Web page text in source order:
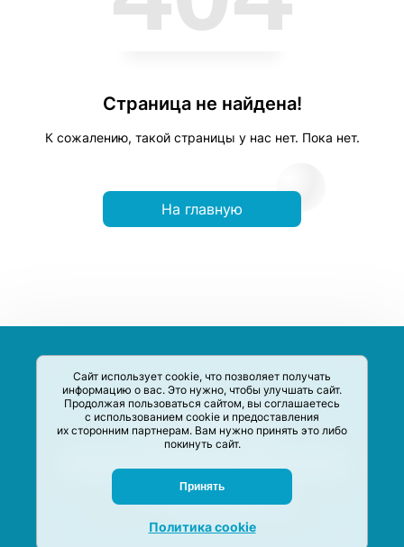
Сайт использует cookie, что позволяет получать
информацию о вас. Это нужно, чтобы улучшать сайт.
Продолжая пользоваться сайтом, вы соглашаетесь
с использованием cookie и предоставления
их сторонним партнерам. Вам нужно принять это либо
покинуть сайт.
Принять
Политика cookie
Страница не найдена!
К сожалению, такой страницы у нас нет. Пока нет.
На главную
систематизации акций и скидок на товары и услуги в РФ
Задать вопрос
© M-Social production 2020 –2026